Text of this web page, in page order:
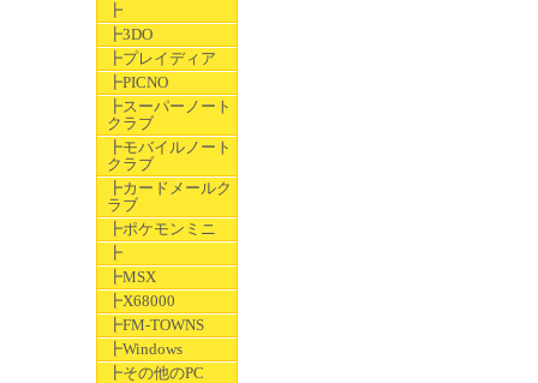
┣
┣3DO
┣プレイディア
┣PICNO
┣スーパーノート
クラブ
┣モバイルノート
クラブ
┣カードメールク
ラブ
┣ポケモンミニ
┣
┣MSX
┣X68000
┣FM-TOWNS
┣Windows
┣その他のPC